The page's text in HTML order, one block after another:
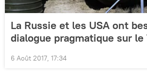
La Russie et les USA ont
dialogue pragmatique sur le
6 Août 2017, 17:34